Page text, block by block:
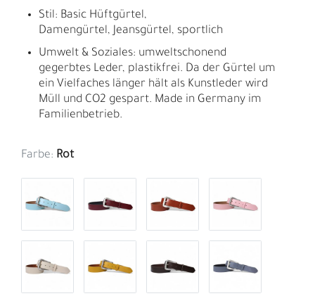
Stil: Basic Hüftgürtel,
Damengürtel, Jeansgürtel, sportlich
Umwelt & Soziales: umweltschonend
gegerbtes Leder, plastikfrei. Da der Gürtel um
ein Vielfaches länger hält als Kunstleder wird
Müll und CO2 gespart. Made in Germany im
Familienbetrieb.
Farbe: Rot